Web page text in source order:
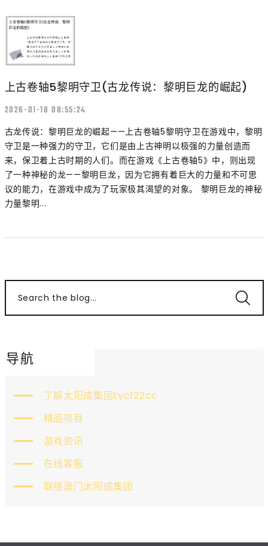
上古卷轴5黎明守卫(古龙传说：黎明巨龙的崛起)
2026-01-18 08:55:24
古龙传说：黎明巨龙的崛起——上古卷轴5黎明守卫在游戏中，黎明
守卫是一种强力的守卫，它们是由上古神明以极强的力量创造而
来，保卫着上古时期的人们。而在游戏《上古卷轴5》中，则出现
了一种神秘的龙——黎明巨龙，因为它拥有着巨大的力量和不可思
议的能力，在游戏中成为了玩家极其渴望的对象。 黎明巨龙的神秘
力量黎明...
Search the blog...
导航
了解太阳成集团tyc122cc
精品项目
游戏资讯
在线客服
联络澳门太阳成集团